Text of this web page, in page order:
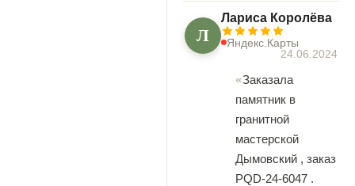
Л
Лариса Королёва
Яндекс.Карты
24.06.2024
Заказала
памятник в
гранитной
мастерской
Дымовский , заказ
PQD-24-6047 .